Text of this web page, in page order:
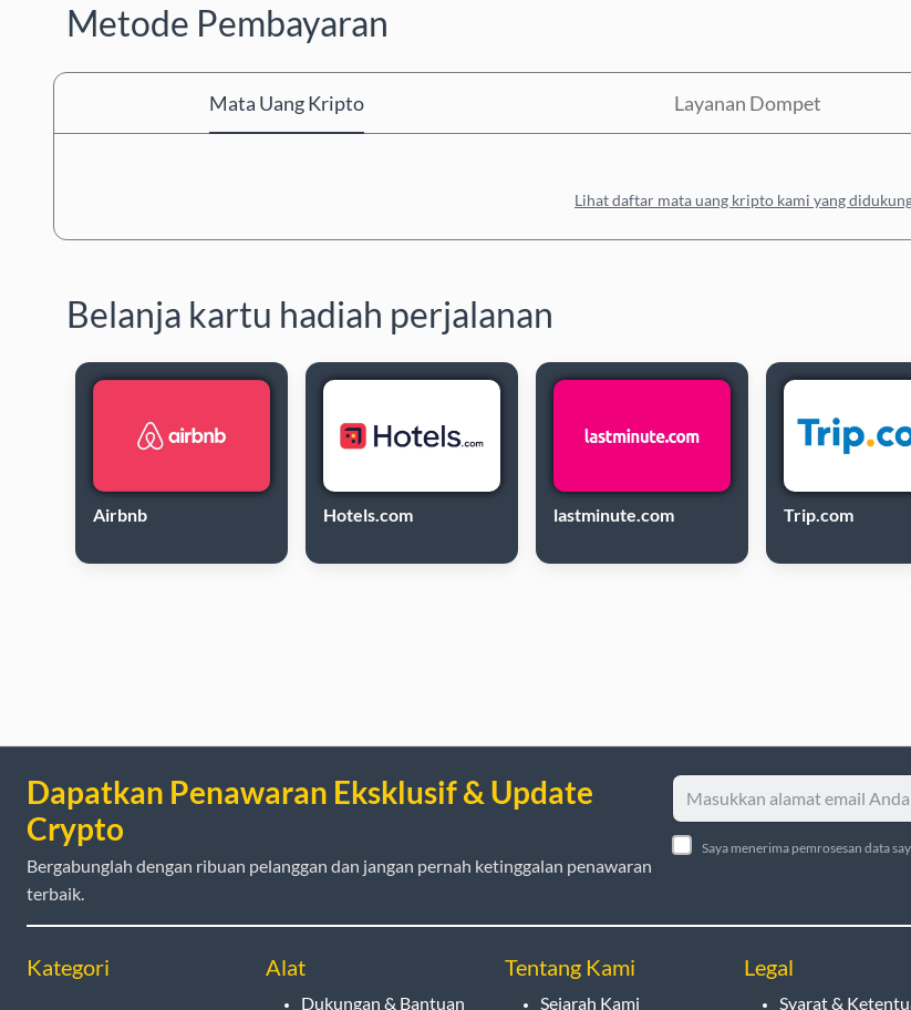
Metode Pembayaran
Mata Uang Kripto Layanan Dompet
Lihat daftar mata uang kripto kami yang
Belanja kartu hadiah perjalanan
Airbnb Hotels.com lastminute.com Trip.com
Dapatkan Penawaran Eksklusif & Update
Crypto
Bergabunglah dengan ribuan pelanggan dan jangan pernah ketinggalan penawaran
terbaik.
Saya menerima pemrosesan data
Kategori Alat
Dukungan & Bantuan
Tentang Kami
Sejarah Kami
Legal
Syarat &